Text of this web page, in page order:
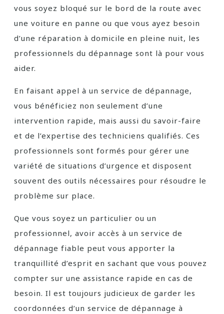
vous soyez bloqué sur le bord de la route avec
une voiture en panne ou que vous ayez besoin
d’une réparation à domicile en pleine nuit, les
professionnels du dépannage sont là pour vous
aider.
En faisant appel à un service de dépannage,
vous bénéficiez non seulement d’une
intervention rapide, mais aussi du savoir-faire
et de l’expertise des techniciens qualifiés. Ces
professionnels sont formés pour gérer une
variété de situations d’urgence et disposent
souvent des outils nécessaires pour résoudre le
problème sur place.
Que vous soyez un particulier ou un
professionnel, avoir accès à un service de
dépannage fiable peut vous apporter la
tranquillité d’esprit en sachant que vous pouvez
compter sur une assistance rapide en cas de
besoin. Il est toujours judicieux de garder les
coordonnées d’un service de dépannage à